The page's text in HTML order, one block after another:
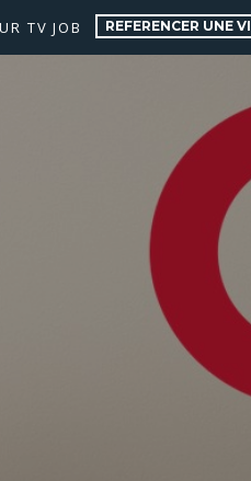
TV JOB REFERENCER UNE